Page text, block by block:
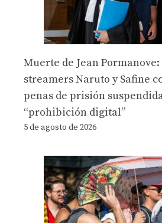
Muerte de Jean Pormanove:
streamers Naruto y Safine
penas de prisión
“prohibición digital”
5 de agosto de 2026